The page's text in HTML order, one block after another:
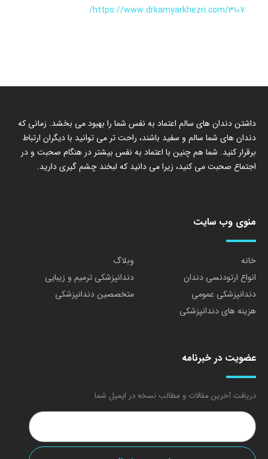
https://www.drkamyarkhezri.com/3107/
داشتن دندان های سالم اعتماد به نفس شما را بهبود می بخشد. زمانی که
دندان های شما سالم و سفید باشند، راحت تر می توانید با دیگران ارتباط
برقرار کنید. شما هم چنین با اعتماد به نفس بیشتر در هنگام صحبت و در
اجتماع صحبت می کنید، زیرا می دانید که لبخند چشم گیری دارید.
منوی وب سایت
خانه
وبلاگ
انواع ارتودنسی دندان
دندانپزشکی ترمیم و زیبایی
دندانپزشکی عمومی
متخصصین دندانپزشکی
هزینه های دندانپزشکی
عضویت در خبرنامه
دریافت آخرین مقالات و مطالب نسخه در ایمیل شما